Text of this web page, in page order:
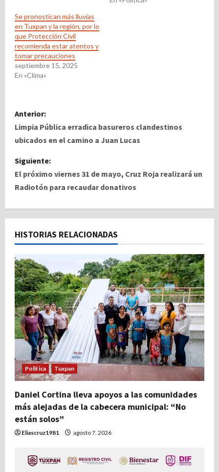
Se pronostican más lluvias
en Tuxpan y la región, por lo
que Protección Civil
recomienda estar atentos y
tomar precauciones
septiembre 15, 2025
En «Clima»
N
a
e
g
a
c
i
ó
n
d
e
e
n
t
r
a
Anterior:
Limpia Pública erradica basureros clandestinos
ubicados en el camino a Juan Lucas
Siguiente:
El próximo viernes 31 de mayo, Cruz Roja realizará un
Radiotón para recaudar donativos
HISTORIAS RELACIONADAS
Politica Tuxpan
Daniel Cortina lleva apoyos a las comunidades
más alejadas de la cabecera municipal: “No
están solos”
Eliascruz1981 agosto 7, 2026